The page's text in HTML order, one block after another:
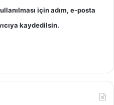
için adım, e-posta
kaydedilsin.